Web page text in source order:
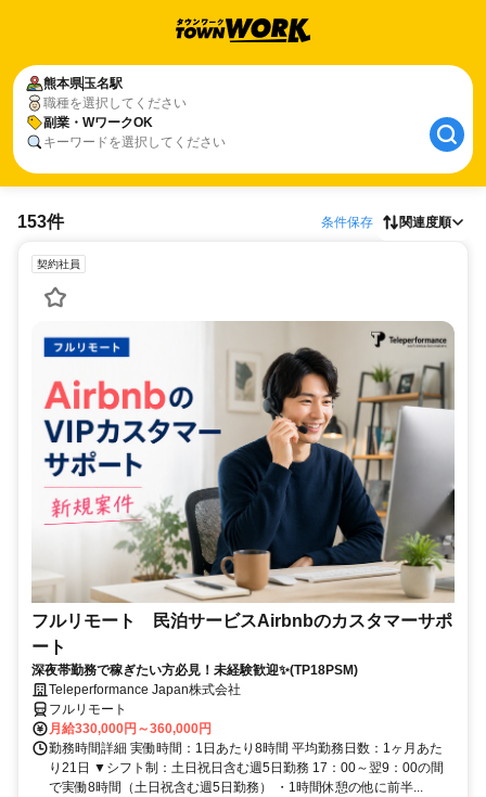
熊本県玉名駅
職種を選択してください
副業・WワークOK
キーワードを選択してください
153件 条件保存 関連度順
契約社員
フルリモート 民泊サービスAirbnbのカスタマーサポ
ート
深夜帯勤務で稼ぎたい方必見！未経験歓迎✨(TP18PSM)
Teleperformance Japan株式会社
フルリモート
月給330,000円～360,000円
勤務時間詳細 実働時間：1日あたり8時間 平均勤務日数：1ヶ月あた
り21日 ▼シフト制：土日祝日含む週5日勤務 17：00～翌9：00の間
で実働8時間（土日祝含む週5日勤務） ・1時間休憩の他に前半...